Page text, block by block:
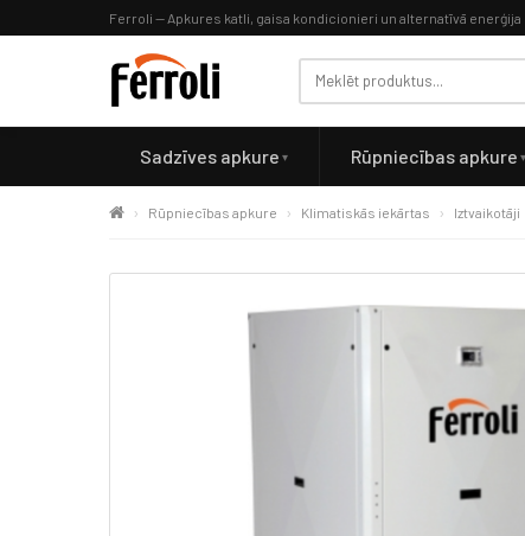
Ferroli — Apkures katli, gaisa kondicionieri un alternatīvā enerģija
Sadzīves apkure Rūpniecības apkure
Rūpniecības apkure Klimatiskās iekārtas Iztvaikotāji